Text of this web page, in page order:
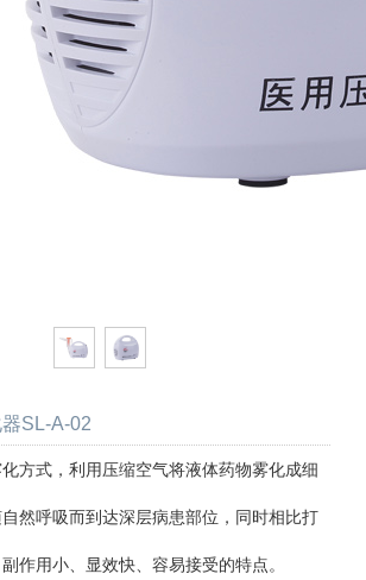
SL-A-02
方式，利用压缩空气将液体药物雾化成细
然呼吸而到达深层病患部位，同时相比打
作用小、显效快、容易接受的特点。